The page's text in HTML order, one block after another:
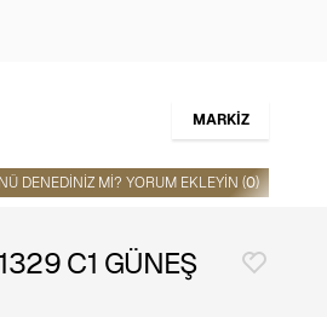
DENEDINIZ MI? YORUM EKLEYIN (0)
MARKİZ
C1 GÜNEŞ